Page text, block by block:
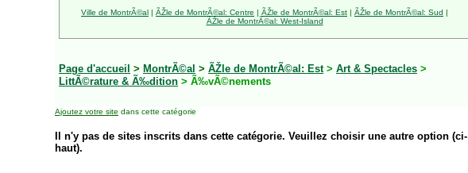
Ville de MontrÃ©al | ÃŽle de MontrÃ©al: Centre | ÃŽle de MontrÃ©al: Est | ÃŽle de MontrÃ©al: Sud |
ÃŽle de MontrÃ©al: West-Island
Page d'accueil > MontrÃ©al > ÃŽle de MontrÃ©al: Est > Art & Spectacles >
LittÃ©rature & Ã‰dition > Ã‰vÃ©nements
Ajoutez votre site dans cette catégorie
Il n'y pas de sites inscrits dans cette catégorie. Veuillez choisir une autre option (ci-
haut).